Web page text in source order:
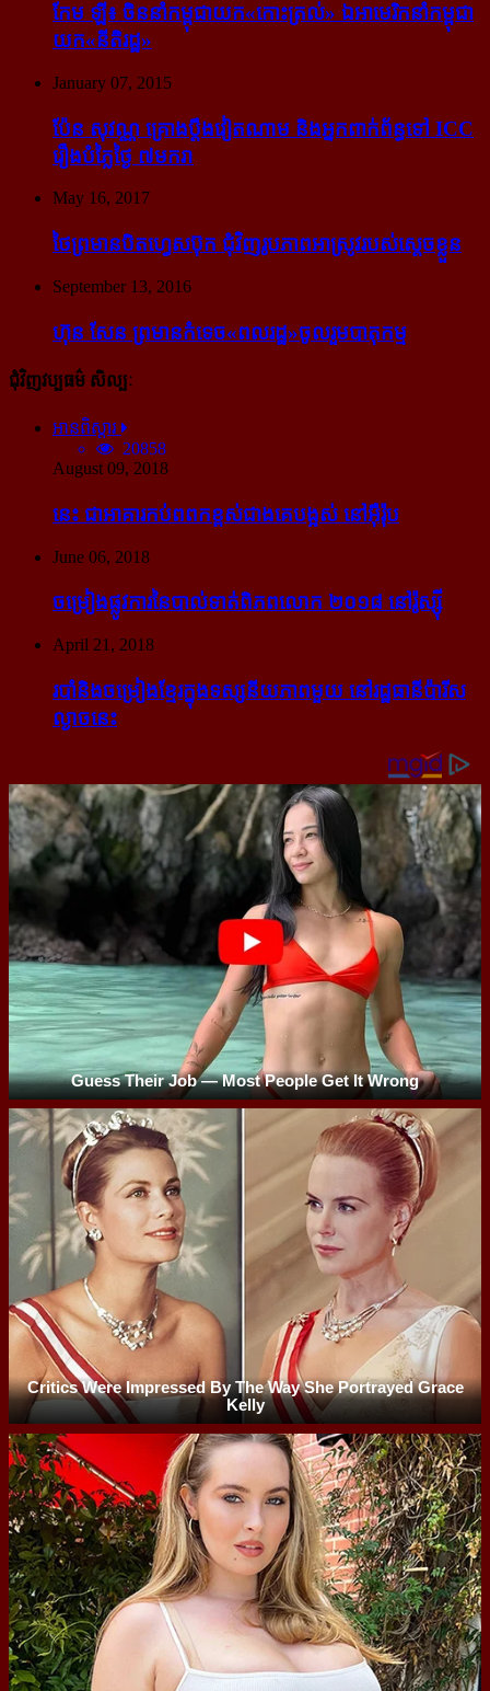
កែម ឡី៖ ចិន​នាំ​កម្ពុជា​យក​«កោះ​ត្រល់» ឯ​អាមេរិក​នាំ​កម្ពុជា​
យក​«នីតិរដ្ឋ»
January 07, 2015
ប៉ែន សុវណ្ណ គ្រោង​ប្តឹង​វៀតណាម និង​អ្នក​ពាក់​ព័ន្ធ​ទៅ ICC
រឿង​បំភ្លៃ​ថ្ងៃ ៧​មករា
May 16, 2017
ថៃ​ព្រមាន​បិត​ហ្វេសប៊ុក ជុំ​វិញ​រូបភាព​អាស្រូវ​របស់​ស្ដេច​ខ្លួន
September 13, 2016
ហ៊ុន សែន ព្រមាន​កំទេច​«ពលរដ្ឋ»​ចូលរួម​បាតុកម្ម
ជុំវិញវប្បធម៌ សិល្បៈ
អានពិស្ដារ
20858
August 09, 2018
នេះ ជា​អាគារ​កប់​ពពក​ខ្ពស់​ជាង​គេ​បង្អស់ នៅ​អ៊ឺរ៉ុប
June 06, 2018
ចម្រៀង​ផ្លូវការ​នៃ​បាល់ទាត់​ពិភពលោក ២០១៨ នៅ​រ៉ូស្ស៊ី
April 21, 2018
របាំ​និង​ចម្រៀង​ខ្មែរ​ក្នុង​ទស្សនីយភាព​មួយ នៅ​រដ្ឋធានី​ប៉ារីស​
ល្ងាច​នេះ